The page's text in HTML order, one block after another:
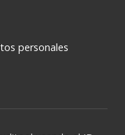
personales